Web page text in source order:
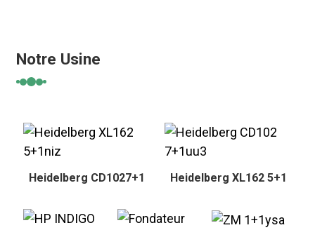
Notre Usine
Heidelberg CD1027+1 Heidelberg XL162 5+1